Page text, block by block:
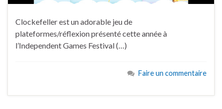
Clockefeller est un adorable jeu de
plateformes/réflexion présenté cette année à
l’Independent Games Festival (…)
Faire un commentaire